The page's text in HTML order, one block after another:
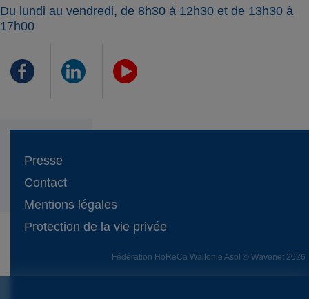
Du lundi au vendredi, de 8h30 à 12h30 et de 13h30 à
17h00
Presse
Contact
Mentions légales
Protection de la vie privée
Fédération HoReCa Wallonie Asbl © Wavenet 2026